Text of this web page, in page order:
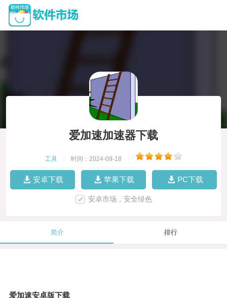
爱加速加速器下载
工具 时间：2024-09-18
安卓下载 苹果下载 PC下载
安卓市场，安全绿色
简介 排行
爱加速安卓版下载